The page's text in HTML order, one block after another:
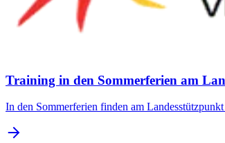
Training in den Sommerferien am
In den Sommerferien finden am